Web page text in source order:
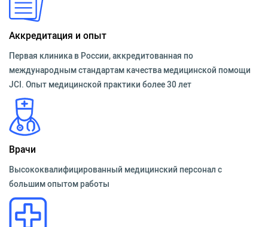
Аккредитация и опыт
Первая клиника в России, аккредитованная по
международным стандартам качества медицинской помощи
JCI. Опыт медицинской практики более 30 лет
Врачи
Высококвалифицированный медицинский персонал с
большим опытом работы